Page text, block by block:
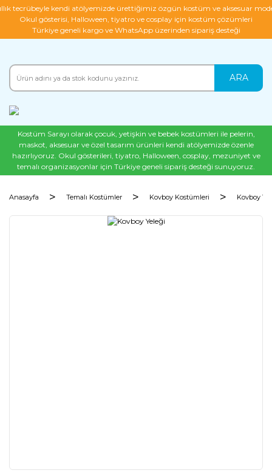
tecrübeyle kendi atölyemizde ürettiğimiz özgün kostüm ve aksesuar
Okul gösterisi, Halloween, tiyatro ve cosplay için kostüm çözümleri
Türkiye geneli kargo ve WhatsApp üzerinden sipariş desteği
ARA
Kostüm Sarayı olarak çocuk, yetişkin ve bebek kostümleri ile pelerin,
maskot, aksesuar ve özel tasarım ürünleri kendi atölyemizde özenle
hazırlıyoruz. Okul gösterileri, tiyatro, Halloween, cosplay, mezuniyet ve
temalı organizasyonlar için Türkiye geneli sipariş desteği sunuyoruz.
Anasayfa Temalı Kostümler Kovboy Kostümleri Kovboy